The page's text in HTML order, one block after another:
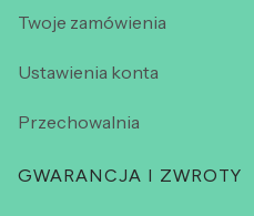
Twoje zamówienia
Ustawienia konta
Przechowalnia
GWARANCJA I ZWROTY